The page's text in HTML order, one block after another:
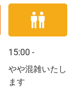
15:00 -
やや混雑いたし
ます